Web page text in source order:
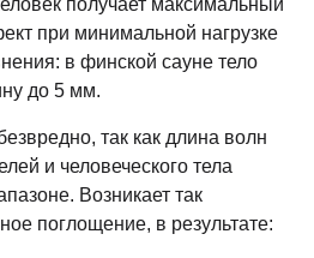
при минимальной нагрузке
в финской сауне тело
до 5 мм.
так как длина волн
и человеческого тела
Возникает так
поглощение, в результате: